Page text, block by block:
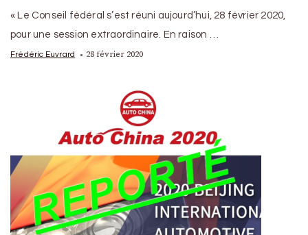
« Le Conseil fédéral s’est réuni aujourd’hui, 28 février 2020,
pour une session extraordinaire. En raison …
Frédéric Euvrard 28 février 2020